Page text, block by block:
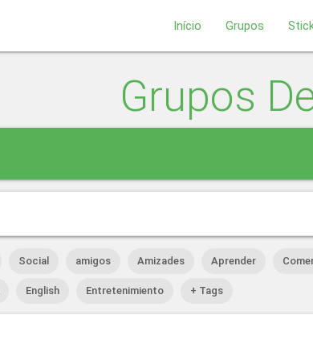
Início Grupos
Grupos
Social amigos Amizades Aprender
English Entretenimiento + Tags